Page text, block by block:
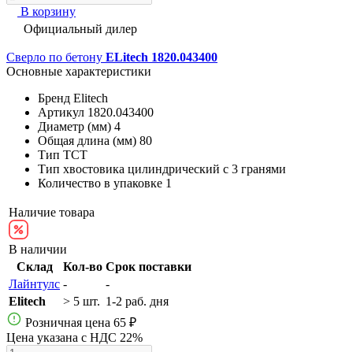
В корзину
Официальный дилер
Сверло по бетону ELitech 1820.043400
Основные характеристики
Бренд Elitech
Артикул 1820.043400
Диаметр (мм) 4
Общая длина (мм) 80
Тип ТСТ
Тип хвостовика цилиндрический с 3 гранями
Количество в упаковке 1
Наличие товара
В наличии
Склад
Кол-во Срок поставки
Лайнтулс -
-
Elitech
> 5 шт. 1-2 раб. дня
Розничная цена 65 ₽
Цена указана с НДС 22%